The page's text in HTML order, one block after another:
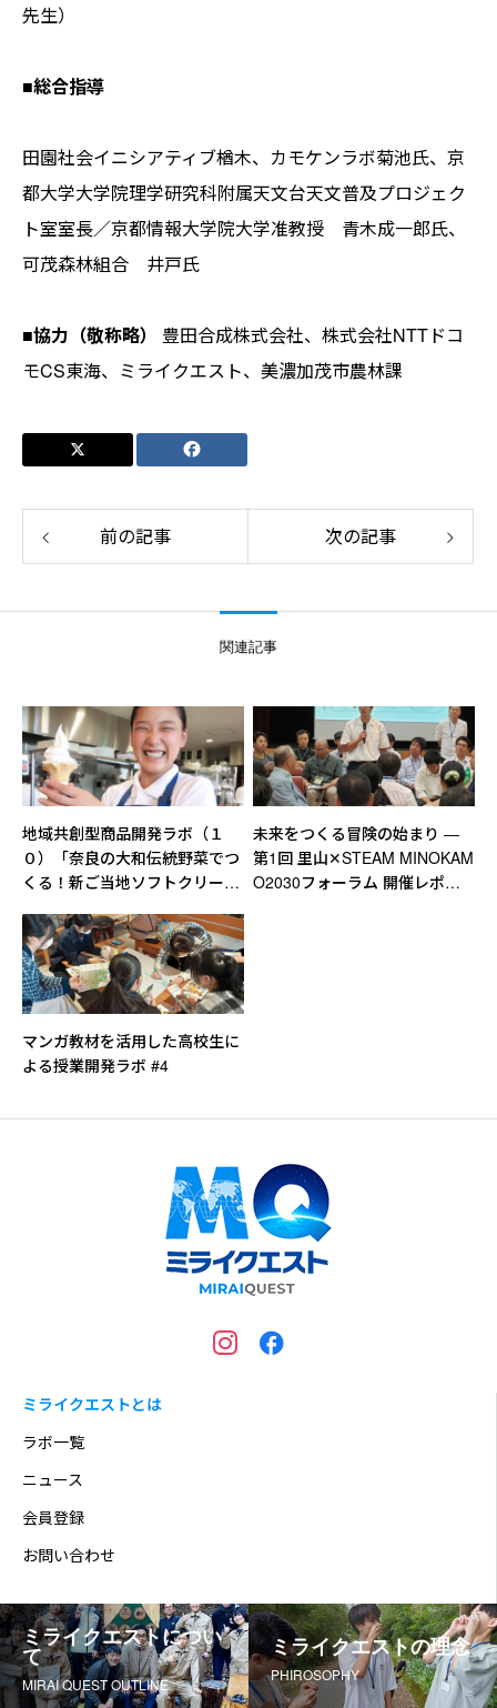
先生）
■総合指導
田園社会イニシアティブ楢木、カモケンラボ菊池氏、京
都大学大学院理学研究科附属天文台天文普及プロジェク
ト室室長／京都情報大学院大学准教授 青木成一郎氏、
可茂森林組合 井戸氏
■協力（敬称略）
豊田合成株式会社、株式会社NTTドコ
モCS東海、ミライクエスト、美濃加茂市農林課
前の記事 次の記事
関連記事
地域共創型商品開発ラボ（１
０）「奈良の大和伝統野菜でつ
くる！新ご当地ソフトクリーム
未来をつくる冒険の始まり ―
第1回 里山✕STEAM MINOKAM
O2030フォーラム 開催レポー
マンガ教材を活用した高校生に
よる授業開発ラボ #4
ミライクエストとは
ラボ一覧
ニュース
会員登録
お問い合わせ
ミライクエストについ
て
MIRAI QUEST OUTLINE
ミライクエストの理念
PHIROSOPHY